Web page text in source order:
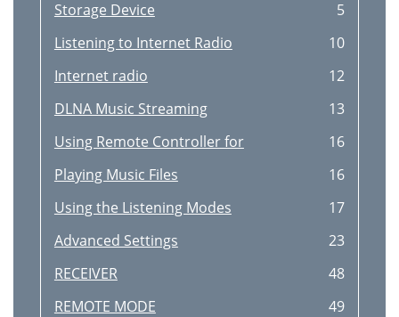
Storage Device
5
Listening to Internet Radio
10
Internet radio
12
DLNA Music Streaming
13
Using Remote Controller for
16
Playing Music Files
16
Using the Listening Modes
17
Advanced Settings
23
RECEIVER
48
REMOTE MODE
49